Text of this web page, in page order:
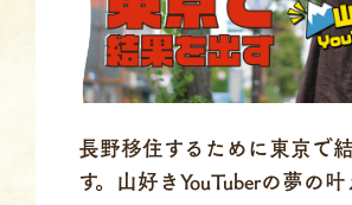
長野移住するために東京で
す。山好きYouTuberの夢の